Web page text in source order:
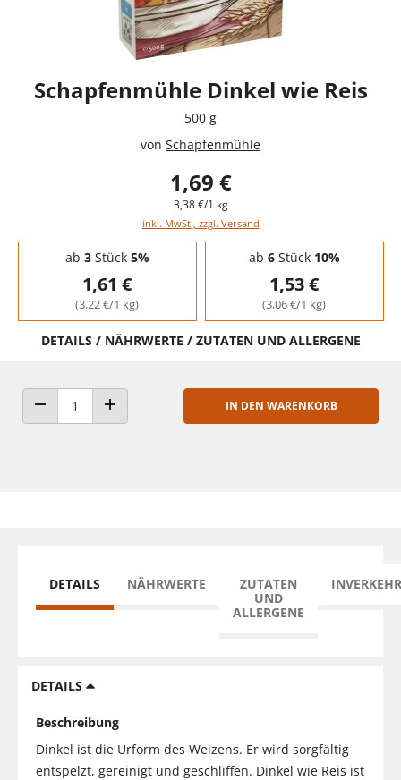
Schapfenmühle Dinkel wie Reis
500 g
von Schapfenmühle
1,69 €
3,38 €/1 kg
inkl. MwSt., zzgl. Versand
Staffelpreise - Mengenrabatt
ab 3Stück 5%
1,61 €
(3,22 €/1 kg)
ab 6Stück 10%
1,53 €
(3,06 €/1 kg)
DETAILS / NÄHRWERTE / ZUTATEN UND ALLERGENE
ANZAHL VERRINGERNANZAHL ERHÖHEN
IN DEN WARENKORB
DETAILS NÄHRWERTE
ZUTATEN
UND
ALLERGENE
DETAILS
Beschreibung
Dinkel ist die Urform des Weizens. Er wird sorgfältig
entspelzt, gereinigt und geschliffen. Dinkel wie Reis ist